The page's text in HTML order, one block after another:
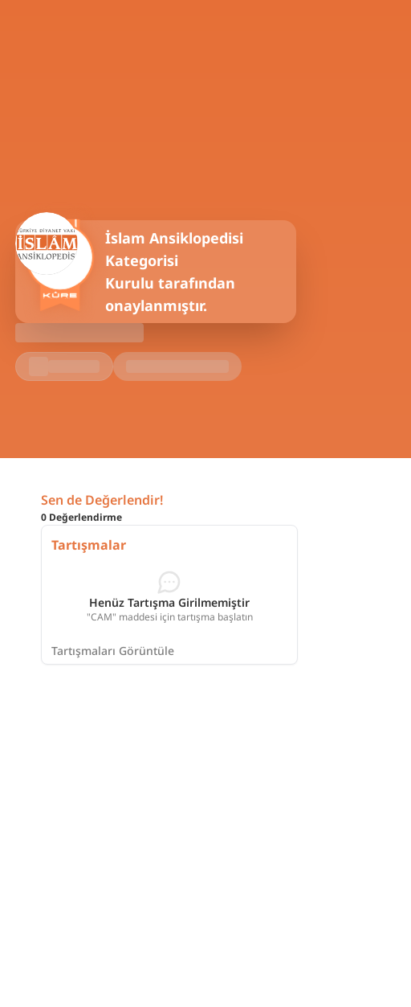
İslam Ansiklopedisi
Kategorisi
Kurulu tarafından
onaylanmıştır.
Sen de Değerlendir!
0 Değerlendirme
Tartışmalar
Henüz Tartışma Girilmemiştir
"CAM" maddesi için tartışma başlatın
Tartışmaları Görüntüle